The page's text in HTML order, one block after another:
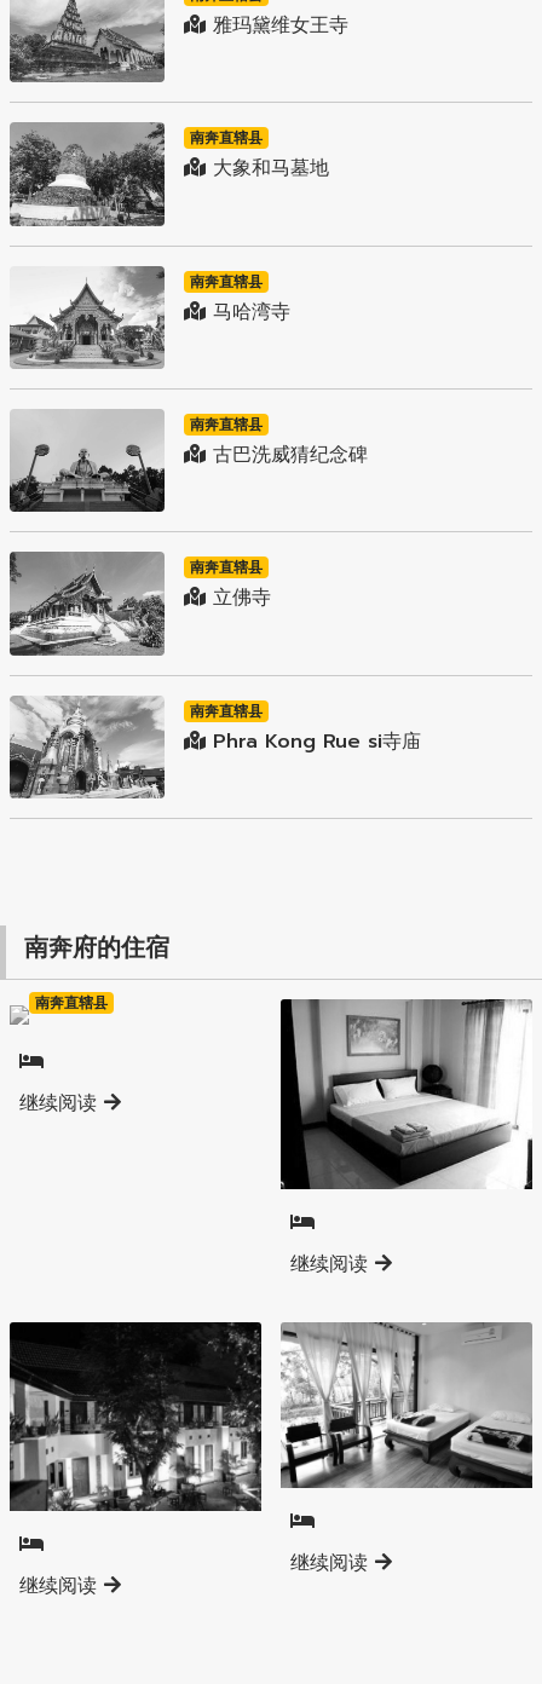
雅玛黛维女王寺
南奔直辖县
大象和马墓地
南奔直辖县
马哈湾寺
南奔直辖县
古巴洗威猜纪念碑
南奔直辖县
立佛寺
南奔直辖县
Phra Kong Rue si寺庙
南奔府的住宿
南奔直辖县
继续阅读
南奔直辖县
继续阅读
南奔直辖县
继续阅读
南奔直辖县
继续阅读